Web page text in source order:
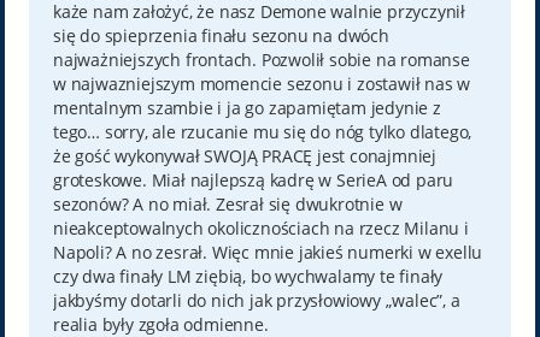
każe nam założyć, że nasz Demone walnie przyczynił
się do spieprzenia finału sezonu na dwóch
najważniejszych frontach. Pozwolił sobie na romanse
w najwazniejszym momencie sezonu i zostawił nas w
mentalnym szambie i ja go zapamiętam jedynie z
tego… sorry, ale rzucanie mu się do nóg tylko dlatego,
że gość wykonywał SWOJĄ PRACĘ jest conajmniej
groteskowe. Miał najlepszą kadrę w SerieA od paru
sezonów? A no miał. Zesrał się dwukrotnie w
nieakceptowalnych okolicznościach na rzecz Milanu i
Napoli? A no zesrał. Więc mnie jakieś numerki w exellu
czy dwa finały LM ziębią, bo wychwalamy te finały
jakbyśmy dotarli do nich jak przysłowiowy „walec”, a
realia były zgoła odmienne.